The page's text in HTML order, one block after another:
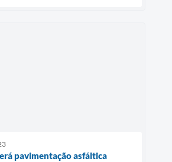
pavimentação asfáltica